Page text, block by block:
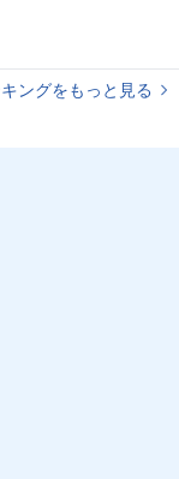
ングをもっと見る